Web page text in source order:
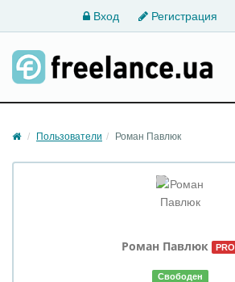
Вход Регистрация
Пользователи Роман Павлюк
Роман Павлюк PRO
Свободен